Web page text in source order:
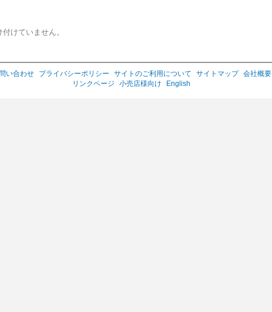
けていません。
い合わせ プライバシーポリシー サイトのご利用について サイトマップ
会社概要
リンクページ
小売店様向け English